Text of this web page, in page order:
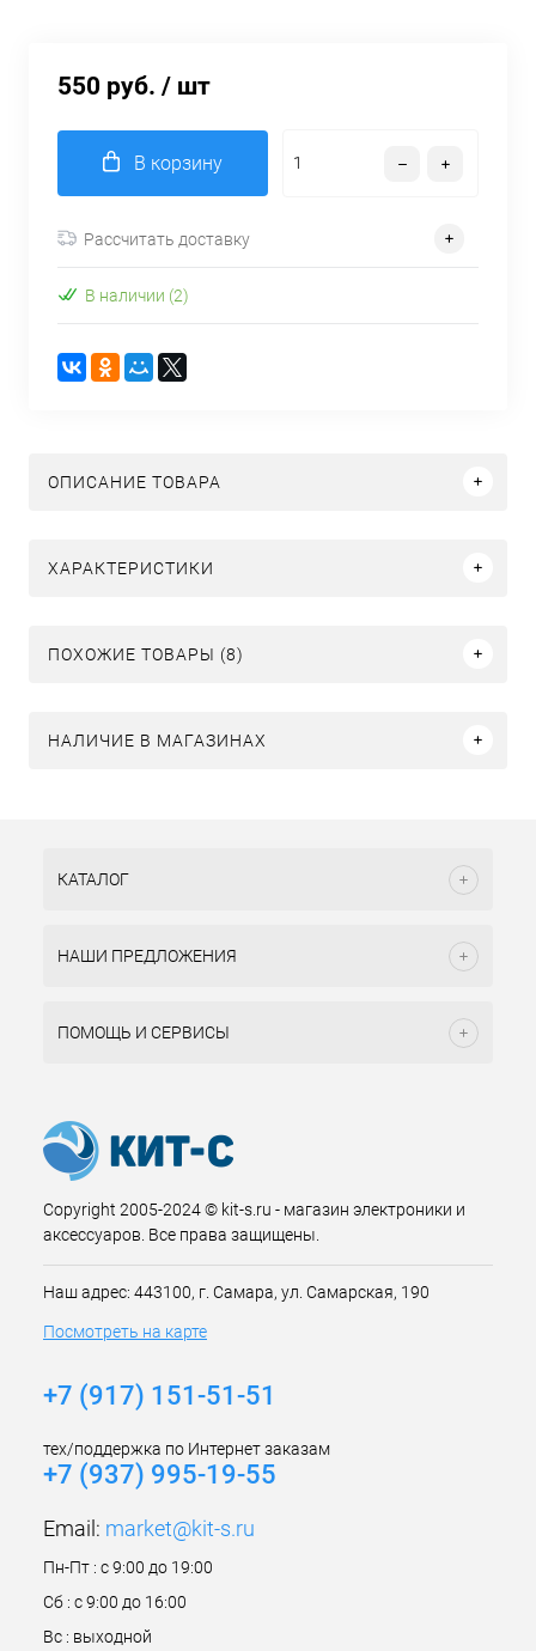
550 руб. / шт
В корзину
Рассчитать доставку
В наличии (2)
ОПИСАНИЕ ТОВАРА
ХАРАКТЕРИСТИКИ
ПОХОЖИЕ ТОВАРЫ (8)
НАЛИЧИЕ В МАГАЗИНАХ
КАТАЛОГ
НАШИ ПРЕДЛОЖЕНИЯ
ПОМОЩЬ И СЕРВИСЫ
Copyright 2005-2024 © kit-s.ru - магазин электроники и
аксессуаров. Все права защищены.
Наш адрес: 443100, г. Самара, ул. Самарская, 190
Посмотреть на карте
+7 (917) 151-51-51
тех/поддержка по Интернет заказам
+7 (937) 995-19-55
Email: market@kit-s.ru
Пн-Пт : с 9:00 до 19:00
Сб : с 9:00 до 16:00
Вс : выходной